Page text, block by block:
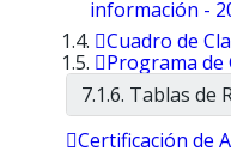
información -
Cuadro de
Programa de
7.1.6. Tablas de
Certificación de